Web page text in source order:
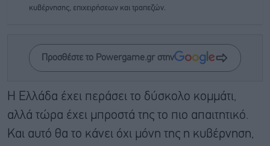
κυβέρνησης, επιχειρήσεων και τραπεζών.
Προσθέστε το Powergame.gr στην
Η Ελλάδα έχει περάσει το δύσκολο κομμάτι,
αλλά τώρα έχει μπροστά της το πιο απαιτητικό.
Και αυτό θα το κάνει όχι μόνη της η κυβέρνηση,